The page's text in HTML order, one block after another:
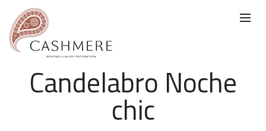
Candelabro Noche
chic